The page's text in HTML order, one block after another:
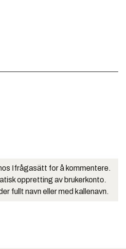
Ifrågasätt for å kommentere.
oppretting av brukerkonto.
fullt navn eller med kallenavn.